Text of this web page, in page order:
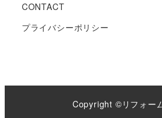
CONTACT
プライバシーポリシー
Copyright ©リフォー